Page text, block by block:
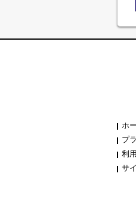
ホ
プ
利
サ